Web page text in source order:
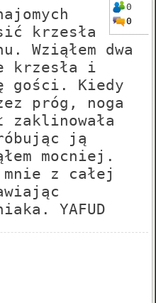
0
0
krzesła
Wziąłem dwa
krzesła i
gości. Kiedy
próg, noga
zaklinowała
ją
mocniej.
z całej
YAFUD